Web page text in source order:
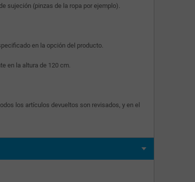
sujeción (pinzas de la ropa por ejemplo).
en la opción del producto.
en la altura de 120 cm.
los artículos devueltos son revisados, y en el